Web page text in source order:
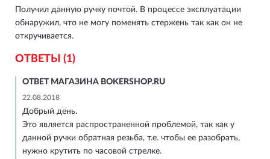
Получил данную ручку почтой. В процессе эксплуатации
обнаружил, что не могу поменять стержень так как он не
откручивается.
ОТВЕТЫ (1)
ОТВЕТ МАГАЗИНА BOKERSHOP.RU
22.08.2018
Добрый день.
Это является распространенной проблемой, так как у
данной ручки обратная резьба, т.е. чтобы ее разобрать,
нужно крутить по часовой стрелке.